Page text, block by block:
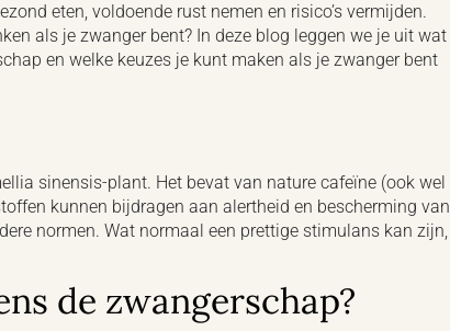
eten, voldoende rust nemen en risico’s vermijden.
als je zwanger bent? In deze blog leggen we je uit wat
en welke keuzes je kunt maken als je zwanger bent
sinensis-plant. Het bevat van nature cafeïne (ook wel
kunnen bijdragen aan alertheid en bescherming van
normen. Wat normaal een prettige stimulans kan zijn,
de zwangerschap?